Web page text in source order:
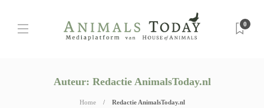
0
Auteur: Redactie AnimalsToday.nl
Home Redactie AnimalsToday.nl